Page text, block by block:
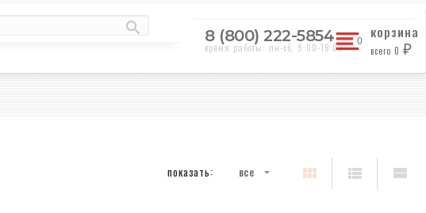
8 (800) 222-5854
время работы: пн-сб, 9:00-19:00
корзина
всего 0 ₽
показать: все